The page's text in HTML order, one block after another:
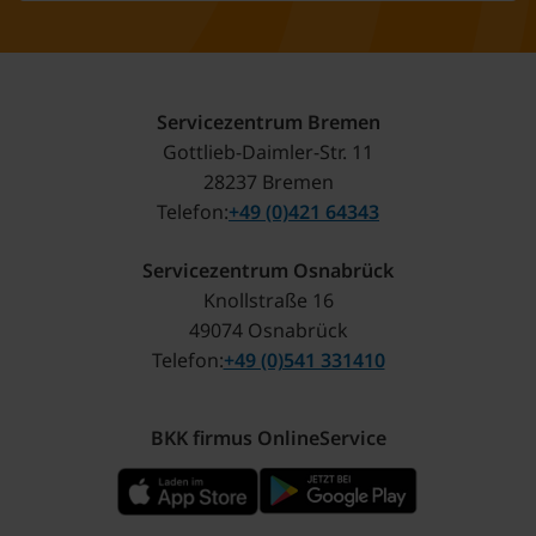
Servicezentrum Bremen
Gottlieb-Daimler-Str. 11
28237 Bremen
Telefon +49 (0)421 64343
Servicezentrum Osnabrück
Knollstraße 16
49074 Osnabrück
Telefon +49 (0)541 331410
BKK firmus OnlineService